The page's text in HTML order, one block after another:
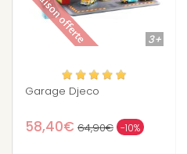
3+
Garage Djeco
58,40€ 64,90€ -10%